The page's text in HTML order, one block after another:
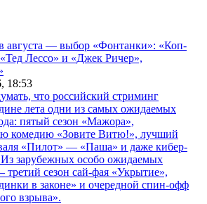
августа — выбор «Фонтанки»: «Коп-
Лессо» и «Джек Ричер»,
18:53
что российский стриминг
лета одни из самых ожидаемых
пятый сезон «Мажора»,
комедию «Зовите Витю!», лучший
«Пилот» — «Паша» и даже кибер-
зарубежных особо ожидаемых
третий сезон сай-фая «Укрытие»,
в законе» и очередной спин-офф
взрыва».